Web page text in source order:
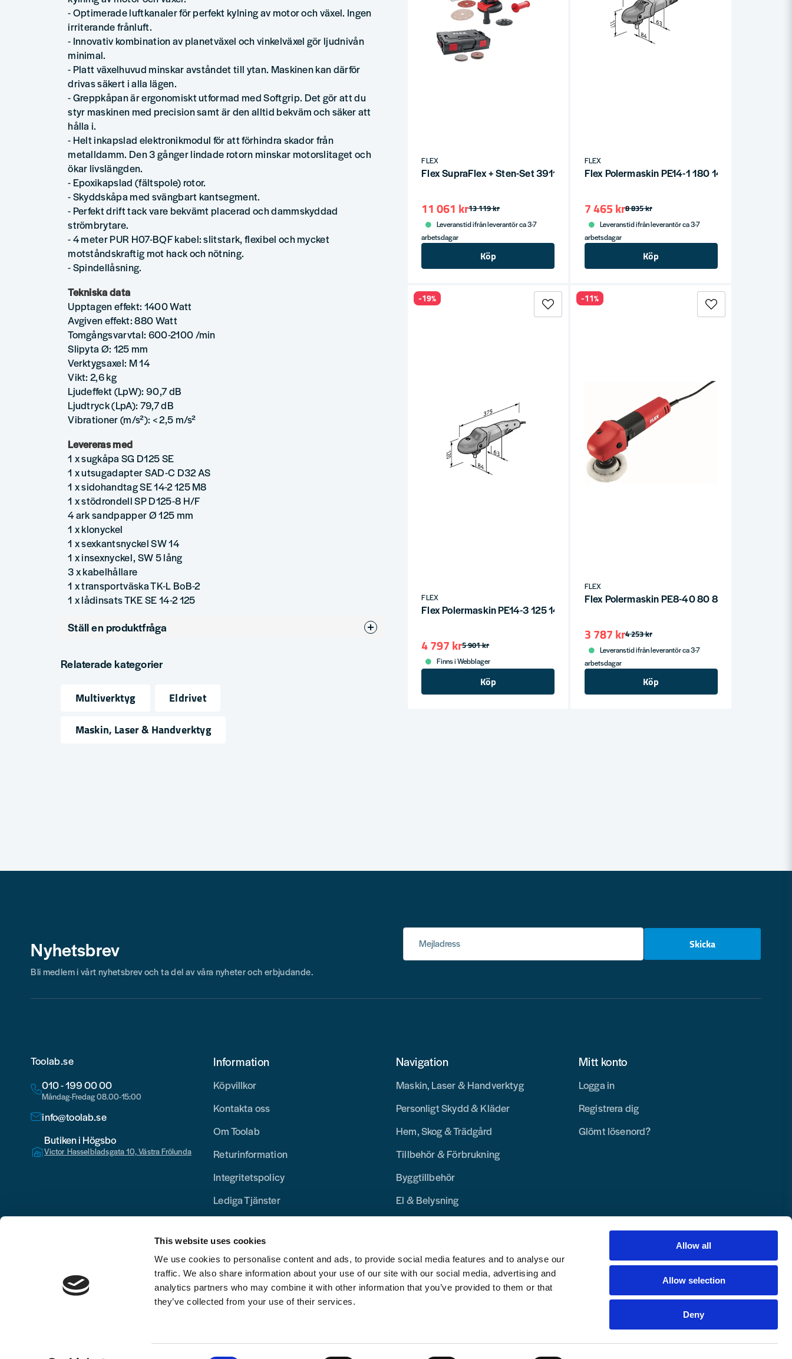
This website uses cookies
We use cookies to personalise content and ads, to provide social media features and to analyse our
traffic. We also share information about your use of our site with our social media, advertising and
analytics partners who may combine it with other information that you’ve provided to them or that
they’ve collected from your use of their services.
Allow all
Allow selection
Deny
- Optimerade luftkanaler för perfekt kylning av motor och växel. Ingen
irriterande frånluft.
- Innovativ kombination av planetväxel och vinkelväxel gör ljudnivån
minimal.
- Platt växelhuvud minskar avståndet till ytan. Maskinen kan därför
drivas säkert i alla lägen.
- Greppkåpan är ergonomiskt utformad med Softgrip. Det gör att du
styr maskinen med precision samt är den alltid bekväm och säker att
hålla i.
- Helt inkapslad elektronikmodul för att förhindra skador från
metalldamm. Den 3 gånger lindade rotorn minskar motorslitaget och
ökar livslängden.
- Epoxikapslad (fältspole) rotor.
- Skyddskåpa med svängbart kantsegment.
- Perfekt drift tack vare bekvämt placerad och dammskyddad
strömbrytare.
- 4 meter PUR H07-BQF kabel: slitstark, flexibel och mycket
motståndskraftig mot hack och nötning.
- Spindellåsning.
Tekniska data
Upptagen effekt: 1400 Watt
Avgiven effekt: 880 Watt
Tomgångsvarvtal: 600-2100 /min
Slipyta Ø: 125 mm
Verktygsaxel: M 14
Vikt: 2,6 kg
Ljudeffekt (LpW): 90,7 dB
Ljudtryck (LpA): 79,7 dB
Vibrationer (m/s²): < 2,5 m/s²
Levereras med
1 x sugkåpa SG D125 SE
1 x utsugadapter SAD-C D32 AS
1 x sidohandtag SE 14-2 125 M8
1 x stödrondell SP D125-8 H/F
4 ark sandpapper Ø 125 mm
1 x klonyckel
1 x sexkantsnyckel SW 14
1 x insexnyckel, SW 5 lång
3 x kabelhållare
1 x transportväska TK-L BoB-2
1 x lådinsats TKE SE 14-2 125
Ställ en produktfråga
Fråga oss något om denna produkten...
Relaterade kategorier
Multiverktyg
Eldrivet
Maskin, Laser & Handverktyg
FLEX
Flex SupraFlex + Sten-Set 391174+393444
13 119 kr
11 061 kr
Leveranstid ifrån leverantör ca 3-7
arbetsdagar
Köp
FLEX
Flex Polermaskin PE14-1 180 1400W
8 835 kr
7 465 kr
Leveranstid ifrån leverantör ca 3-7
arbetsdagar
Köp
FLEX
Flex Polermaskin PE14-3 125 1400W
5 901 kr
4 797 kr
Finns i Webblager
Köp
-19%
FLEX
Flex Polermaskin PE8-40 80 800W
4 253 kr
3 787 kr
Leveranstid ifrån leverantör ca 3-7
arbetsdagar
Köp
-11%
Nyhetsbrev Mejladress Skicka
Bli medlem i vårt nyhetsbrev och ta del av våra nyheter och erbjudande.
Toolab.se
010 - 199 00 00
Måndag-Fredag 08.00-15:00
info@toolab.se
Butiken i Högsbo
Victor Hasselbladsgata 10, Västra Frölunda
Information
Köpvillkor
Kontakta oss
Om Toolab
Returinformation
Integritetspolicy
Lediga Tjänster
Navigation
Maskin, Laser & Handverktyg
Personligt Skydd & Kläder
Hem, Skog & Trädgård
Tillbehör & Förbrukning
Byggtillbehör
El & Belysning
Mitt konto
Logga in
Registrera dig
Glömt lösenord?
Copyright © 2025 Toolab Verktyg AB.